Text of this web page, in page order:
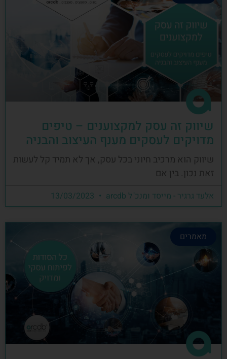
שיווק זה עסק למקצוענים – טיפים
מדויקים לעסקים מענף העיצוב והבניה
שיווק הוא מרכיב חיוני בכל עסק, אך לא תמיד קל לעשות
זאת נכון. בין אם
אלעד גרגיר - מייסד ומנכ"ל arcdb
מאמרים